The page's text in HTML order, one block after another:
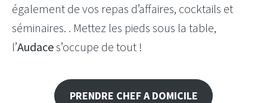
également de vos repas d’affaires, cocktails et
séminaires. . Mettez les pieds sous la table,
l’Audaces’occupe de tout !
PRENDRE CHEF A DOMICILE